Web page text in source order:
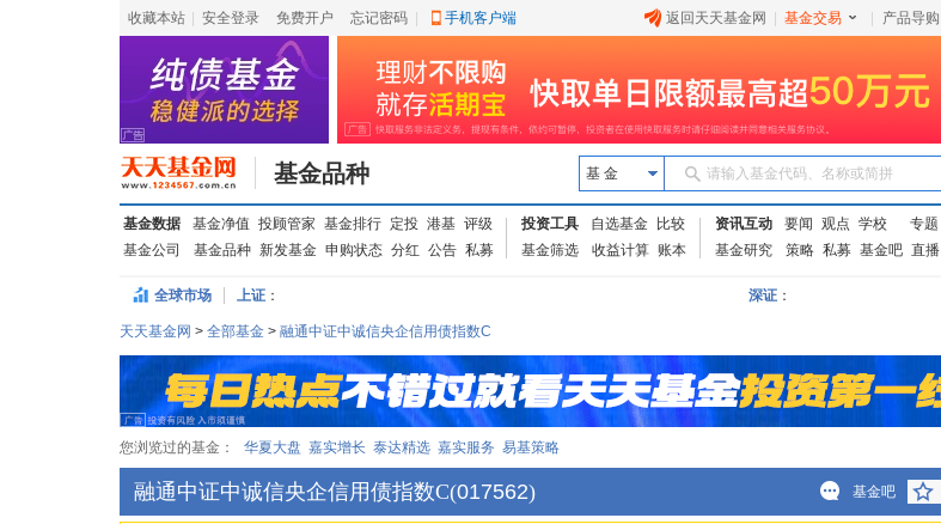
收藏本站 安全登录 免费开户 忘记密码 手机客户端 返回天天基金网 基金交易 产品导购
基金品种 基 金 请输入基金代码、名称或简拼
基金数据 基金净值 投顾管家 基金排行 定投 港基 评级
基金公司
基金品种 新发基金 申购状态 分红 公告 私募
投资工具 自选基金
比较
基金筛选
收益计算 账本
资讯互动 要闻 观点 学校
专题
基金研究
策略 私募 基金吧 直播
全球市场 上证： 深证：
天天基金网 > 全部基金 > 融通中证中诚信央企信用债指数C
您浏览过的基金： 华夏大盘 嘉实增长 泰达精选 嘉实服务 易基策略
融通中证中诚信央企信用债指数C(017562) 基金吧